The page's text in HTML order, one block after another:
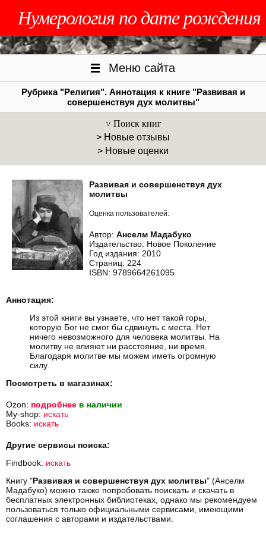
Нумерология по дате рождения
Меню сайта
Рубрика "Религия". Аннотация к книге "Развивая и
совершенствуя дух молитвы"
Поиск книг
> Новые отзывы
> Новые оценки
Развивая и совершенствуя дух
молитвы
Оценка пользователей:
Автор: Анселм Мадабуко
Издательство: Новое Поколение
Год издания: 2010
Страниц: 224
ISBN: 9789664261095
Аннотация:
Из этой книги вы узнаете, что нет такой горы,
которую Бог не смог бы сдвинуть с места. Нет
ничего невозможного для человека молитвы. На
молитву не влияют ни расстояние, ни время.
Благодаря молитве мы можем иметь огромную
силу.
Посмотреть в магазинах:
Ozon: подробнее в наличии
My-shop: искать
Books: искать
Другие сервисы поиска:
Findbook: искать
Книгу "Развивая и совершенствуя дух молитвы" (Анселм
Мадабуко) можно также попробовать поискать и скачать в
бесплатных электронных библиотеках, однако мы рекомендуем
пользоваться только официальными сервисами, имеющими
соглашения с авторами и издательствами.